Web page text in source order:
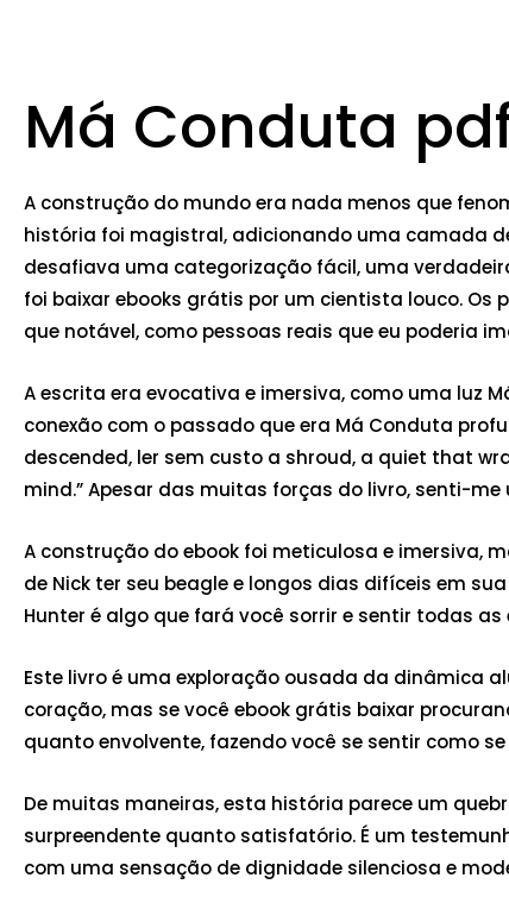
Má Conduta
A construção do mundo era nada menos que
história foi magistral, adicionando uma camada
desafiava uma categorização fácil, uma
foi baixar ebooks grátis por um cientista louco.
que notável, como pessoas reais que eu poderia
A escrita era evocativa e imersiva, como uma luz
conexão com o passado que era Má Conduta
descended, ler sem custo a shroud, a quiet that
mind.” Apesar das muitas forças do livro, senti-
A construção do ebook foi meticulosa e imersiva,
de Nick ter seu beagle e longos dias difíceis em
Hunter é algo que fará você sorrir e sentir todas as
Este livro é uma exploração ousada da dinâmica
coração, mas se você ebook grátis baixar
quanto envolvente, fazendo você se sentir como
De muitas maneiras, esta história parece um
surpreendente quanto satisfatório. É um
com uma sensação de dignidade silenciosa e